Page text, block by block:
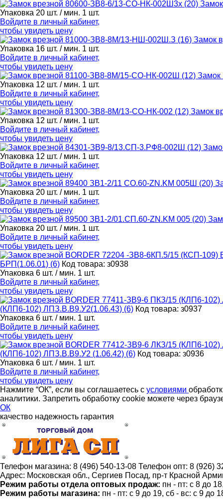
Упаковка 20 шт. / мин. 1 шт.
Войдите в личный кабинет,
чтобы увидеть цену
Замок
Упаковка 16 шт. / мин. 1 шт.
Войдите в личный кабинет,
чтобы увидеть цену
Замок
Упаковка 12 шт. / мин. 1 шт.
Войдите в личный кабинет,
чтобы увидеть цену
Замок
Упаковка 12 шт. / мин. 1 шт.
Войдите в личный кабинет,
чтобы увидеть цену
Упаковка 12 шт. / мин. 1 шт.
Войдите в личный кабинет,
чтобы увидеть цену
Упаковка 20 шт. / мин. 1 шт.
Войдите в личный кабинет,
чтобы увидеть цену
Упаковка 20 шт. / мин. 1 шт.
Войдите в личный кабинет,
чтобы увидеть цену
БРП(1.06.01) (6) Код товара: з0938
Упаковка 6 шт. / мин. 1 шт.
Войдите в личный кабинет,
чтобы увидеть цену
(КЛП6-102) ЛПЗ.В.В9.У2(1.06.43) (6) Код товара: з0937
Упаковка 6 шт. / мин. 1 шт.
Войдите в личный кабинет,
чтобы увидеть цену
(КЛП6-102) ЛПЗ.В.В9.У2 (1.06.42) (6) Код товара: з0936
Упаковка 6 шт. / мин. 1 шт.
Войдите в личный кабинет,
чтобы увидеть цену
Нажмите “ОК”, если вы соглашаетесь с условиями
аналитики. Запретить обработку cookie можете через
ОК
качество надежность гарантия
Телефон магазина: 8 (496) 540-13-08 Телефон опт: 8 (926)
Адрес: Московская обл., Сергиев Посад, пр-т Красной
Режим работы отдела оптовых продаж: пн - пт: с 8 до
Режим работы магазина: пн - пт: с 9 до 19, сб - вс: с 9 до